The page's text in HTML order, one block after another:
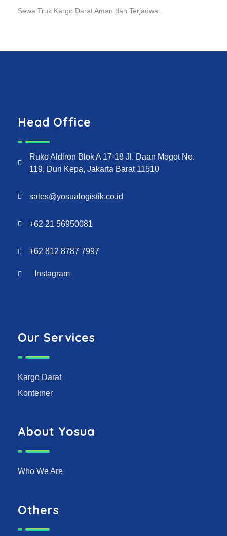
Sewa Truk Kargo Darat Aman dan Terjadwal
Head Office
Ruko Aldiron Blok A 17-18 Jl. Daan Mogot No.
119, Duri Kepa, Jakarta Barat 11510
sales@yosualogistik.co.id
+62 21 56950081
+62 812 8787 7997
Instagram
Our Services
Kargo Darat
Konteiner
About Yosua
Who We Are
Others